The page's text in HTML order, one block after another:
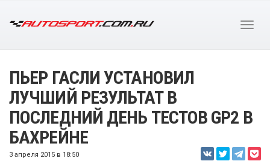
ПЬЕР ГАСЛИ УСТАНОВИЛ
ЛУЧШИЙ РЕЗУЛЬТАТ В
ПОСЛЕДНИЙ ДЕНЬ ТЕСТОВ GP2 В
БАХРЕЙНЕ
3 апреля 2015 в 18:50